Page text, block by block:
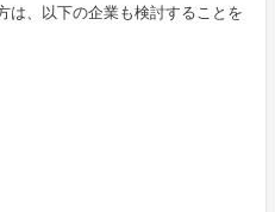
は、以下の企業も検討することを